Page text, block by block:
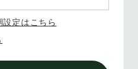
定はこちら